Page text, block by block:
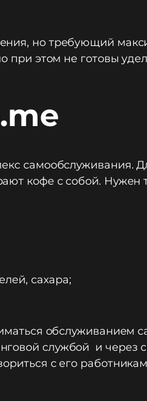
но требующий
при этом не готовы
самообслуживания.
кофе с собой. Нужен
сахара;
обслуживанием
службой и через
с его